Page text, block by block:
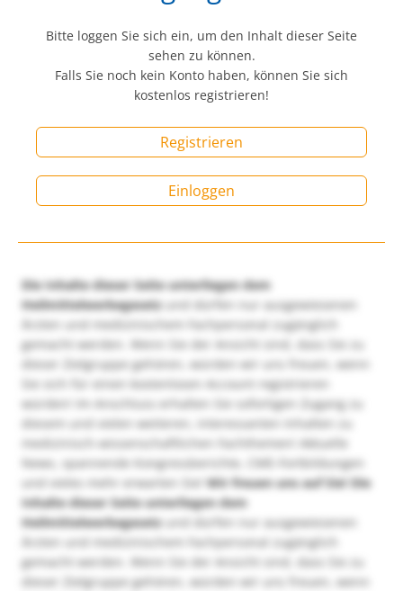
Bitte loggen Sie sich ein, um den Inhalt dieser Seite
sehen zu können.
Falls Sie noch kein Konto haben, können Sie sich
kostenlos registrieren!
Registrieren
Einloggen
Die Inhalte dieser Seite unterliegen dem
Heilmittelwerbegesetzund dürfen nur ausgewiesenen
Ärzten und medizinischem Fachpersonal zugänglich
gemacht werden. Wenn Sie der Ansicht sind, dass Sie zu
dieser Zielgruppe gehören, würden wir uns freuen, wenn
Sie sich für einen kostenlosen Account registrieren
würden! Im Anschluss erhalten Sie sofortigen Zugang zu
diesem und vielen weiteren, interessanten Inhalten zu
medizinisch-wissenschaftlichen Fachthemen! Aktuelle
News, spannende Kongressberichte, CME-Fortbildungen
und vieles mehr erwarten Sie!Wir freuen uns auf Sie! Die
Inhalte dieser Seite unterliegen dem
Heilmittelwerbegesetzund dürfen nur ausgewiesenen
Ärzten und medizinischem Fachpersonal zugänglich
gemacht werden. Wenn Sie der Ansicht sind, dass Sie zu
dieser Zielgruppe gehören, würden wir uns freuen, wenn